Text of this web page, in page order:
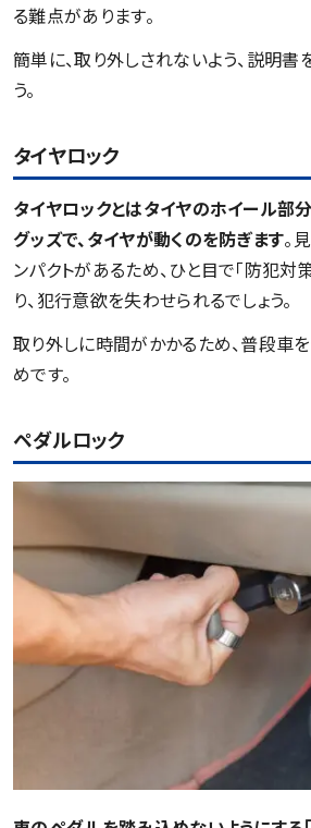
る難点があります。
簡単に、取り外しされないよう、説明書
う。
タイヤロック
タイヤロックとはタイヤのホイール部
グッズで、タイヤが動くのを防ぎます。
ンパクトがあるため、ひと目で「防犯対
り、犯行意欲を失わせられるでしょう。
取り外しに時間がかかるため、普段車
めです。
ペダルロック